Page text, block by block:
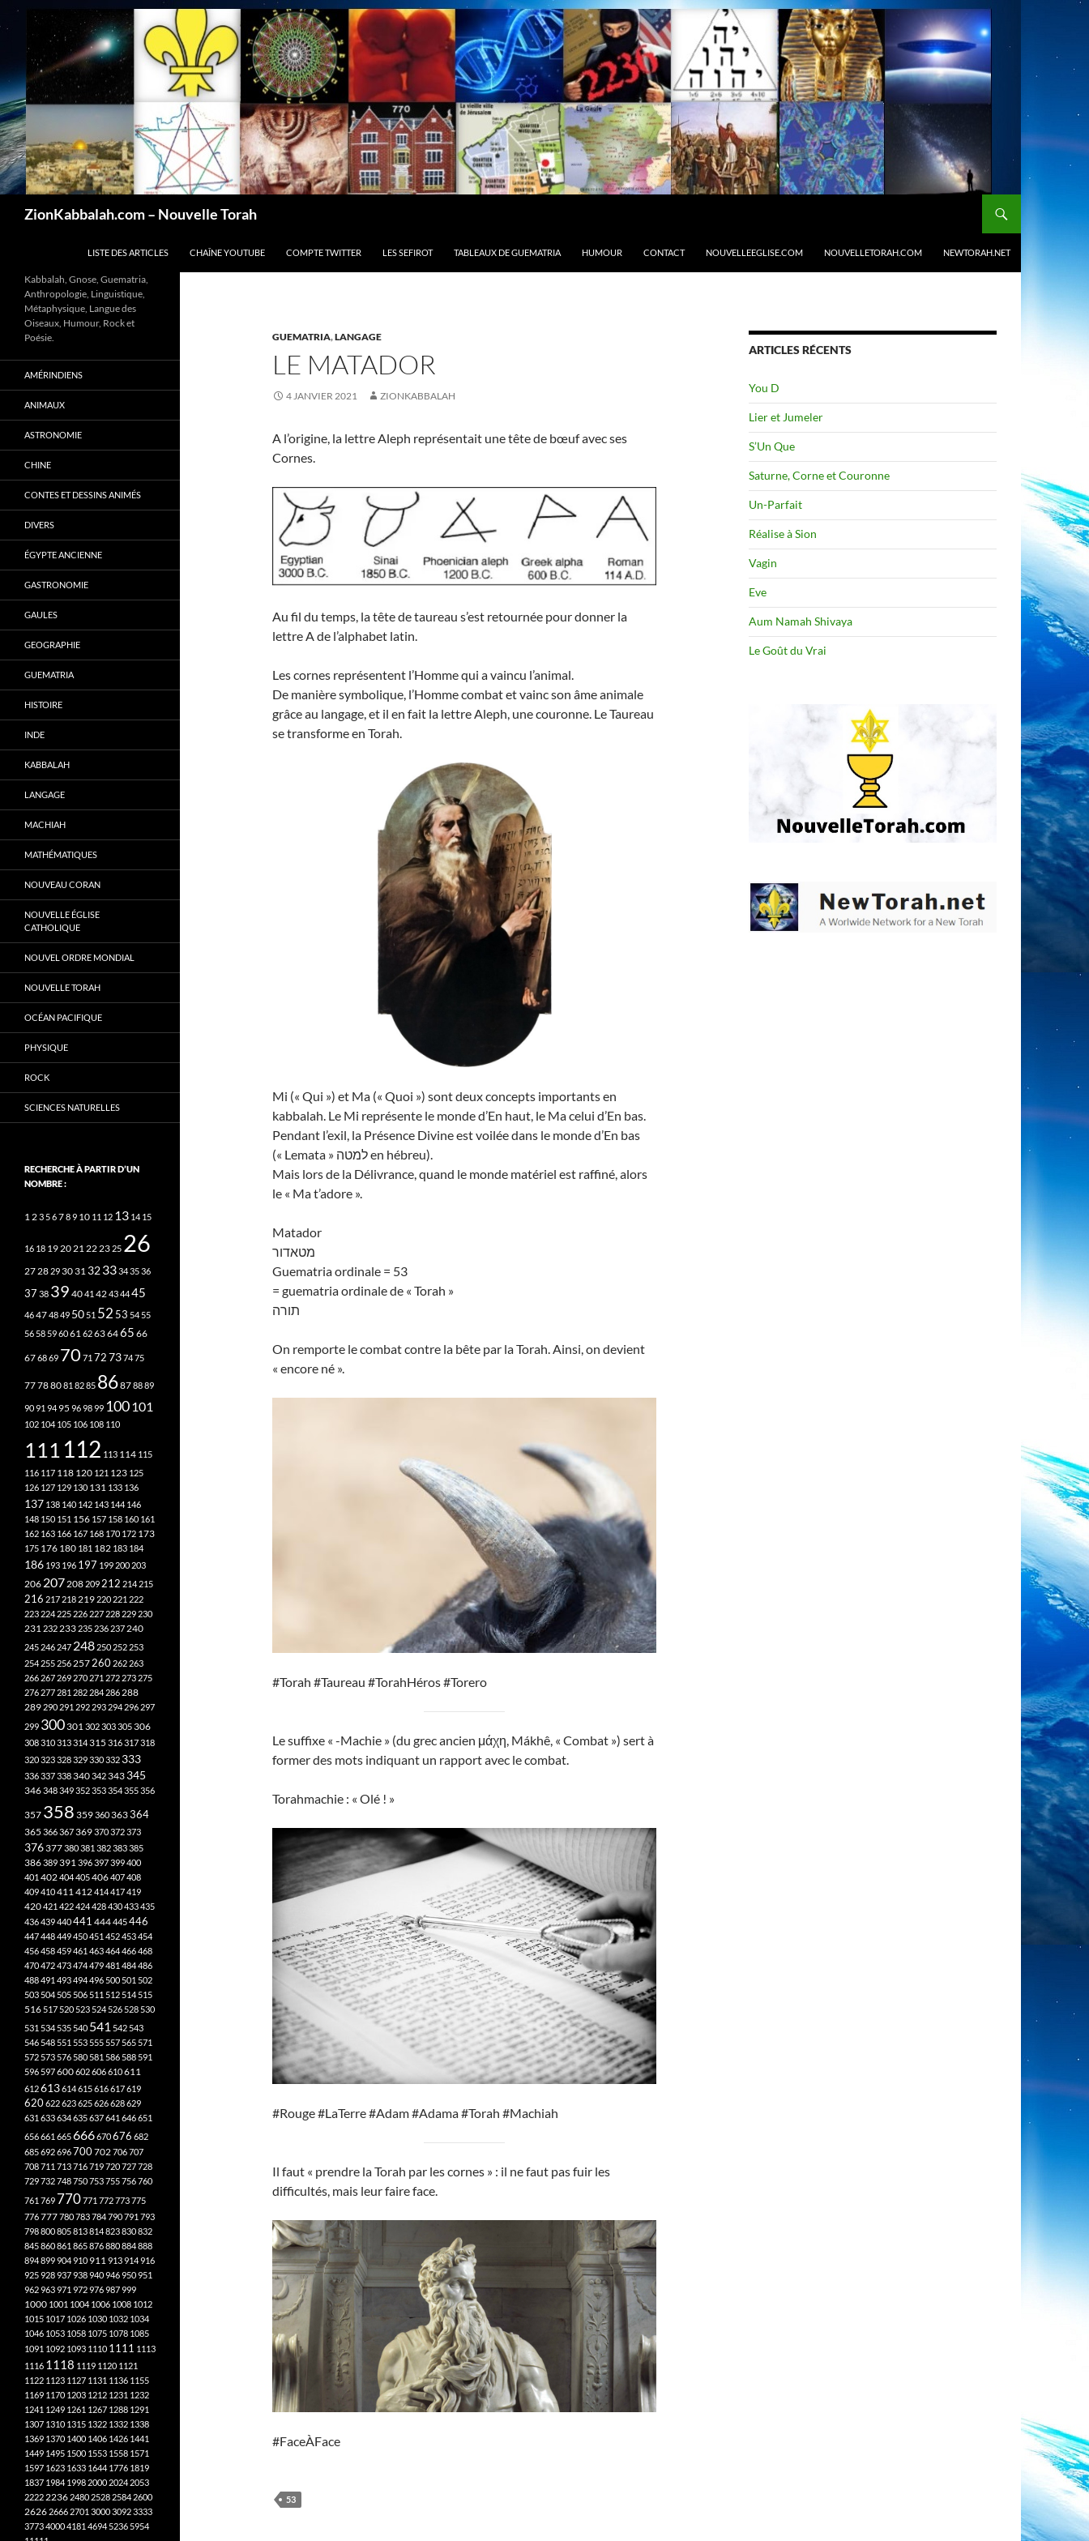
ZionKabbalah.com – Nouvelle Torah
LISTE DES ARTICLES
CHAÎNE YOUTUBE COMPTE TWITTER LES SEFIROT TABLEAUX DE GUEMATRIA HUMOUR CONTACT NOUVELLEEGLISE.COM NOUVELLETORAH.COM NEWTORAH.NET
GUEMATRIA,LANGAGE
LE MATADOR
4 JANVIER 2021 ZIONKABBALAH
A l’origine, la lettre Aleph représentait une tête de bœuf avec ses
Cornes.
Au fil du temps, la tête de taureau s’est retournée pour donner la
lettre A de l’alphabet latin.
Les cornes représentent l’Homme qui a vaincu l’animal.
De manière symbolique, l’Homme combat et vainc son âme animale
grâce au langage, et il en fait la lettre Aleph, une couronne. Le Taureau
se transforme en Torah.
Mi (« Qui ») et Ma (« Quoi ») sont deux concepts importants en
kabbalah. Le Mi représente le monde d’En haut, le Ma celui d’En bas.
Pendant l’exil, la Présence Divine est voilée dans le monde d’En bas
(« Lemata » למטה en hébreu).
Mais lors de la Délivrance, quand le monde matériel est raffiné, alors
le « Ma t’adore ».
Matador
מטאדור
Guematria ordinale = 53
= guematria ordinale de « Torah »
תורה
On remporte le combat contre la bête par la Torah. Ainsi, on devient
« encore né ».
#Torah #Taureau #TorahHéros #Torero
Le suffixe « -Machie » (du grec ancien μάχη, Mákhê, « Combat ») sert à
former des mots indiquant un rapport avec le combat.
Torahmachie : « Olé ! »
#Rouge #LaTerre #Adam #Adama #Torah #Machiah
Il faut « prendre la Torah par les cornes » : il ne faut pas fuir les
difficultés, mais leur faire face.
#FaceÀFace
53
ARTICLES RÉCENTS
You D
Lier et Jumeler
S’Un Que
Saturne, Corne et Couronne
Un-Parfait
Réalise à Sion
Vagin
Eve
Aum Namah Shivaya
Le Goût du Vrai
Kabbalah, Gnose, Guematria,
Anthropologie, Linguistique,
Métaphysique, Langue des
Oiseaux, Humour, Rock et
Poésie.
AMÉRINDIENS
ANIMAUX
ASTRONOMIE
CHINE
CONTES ET DESSINS ANIMÉS
DIVERS
ÉGYPTE ANCIENNE
GASTRONOMIE
GAULES
GEOGRAPHIE
GUEMATRIA
HISTOIRE
INDE
KABBALAH
LANGAGE
MACHIAH
MATHÉMATIQUES
NOUVEAU CORAN
NOUVELLE ÉGLISE
CATHOLIQUE
NOUVEL ORDRE MONDIAL
NOUVELLE TORAH
OCÉAN PACIFIQUE
PHYSIQUE
ROCK
SCIENCES NATURELLES
RECHERCHE À PARTIR D’UN
NOMBRE :
1 23 56789 10 11 12 13 14 15
16 18 1920212223 25 26
27 28 293031 3233343536
37 38 39 4041 42434445
46474849 50 51 52 53 54 55
56 58 596061 62636465 66
676869 70 71 72737475
77788081 8285 86878889
9091 94 95 969899 100101
102 104 105 106 108 110
111 112 113 114 115
116 117 118 120 121 123 125
126 127 129 130 131 133 136
137 138 140 142 143 144 146
148 150 151 156 157 158 160 161
162 163 166 167 168 170 172 173
175 176 180 181 182 183 184
186 193 196 197 199 200 203
206 207 208 209 212 214 215
216 217 218219 220 221 222
223 224 225 226 227 228 229 230
231 232 233 235 236 237240
245 246 247248 250 252 253
254 255 256257 260 262 263
266 267 269 270 271 272 273 275
276 277 281 282 284 286 288
289 290 291 292 293 294 296 297
299 300301302303305306
308310313314315 316317318
320323328329330332 333
336337338340342343 345
346348349352353354355356
357 358 359360363364
365 366367369370372373
376377380381 382383385
386389391396397399400
401 402404405406407408
409410411 412414417419
420421 422424428430433435
436439440441 444445446
447448449450451 452453454
456458459461 463464466468
470472473474479481 484486
488491 493494496 500 501 502
503 504 505 506 511 512 514 515
516 517 520 523 524 526 528 530
531 534 535 540 541 542 543
546 548 551 553 555 557 565 571
572 573 576 580 581 586 588 591
596 597600602606610611
612613614615616617619
620622623625626628629
631 633634635637641 646651
656661 665666670676 682
685692696700702706707
708711 713716719720727728
729732748750753755756760
761 769 770771 772773775
776777780783784790791 793
798800805813814823830832
845860861 865876880884888
894899904910 911 913914916
925928937938940946950951
962963971 972976987999
1000 1001 1004 1006 1008 1012
1015 1017 1026 1030 1032 1034
1046 1053 1058 1075 1078 1085
1091 1092 1093 1110 1111 1113
1116 1118 1119 1120 1121
1122 1123 1127 1131 1136 1155
1169 1170 1203 1212 1231 1232
1241 1249 1261 1267 1288 1291
1307 1310 1315 1322 1332 1338
1369 1370 1400 1406 1426 1441
1449 1495 1500 1553 1558 1571
1597 1623 1633 1644 1776 1819
1837 1984 1998 2000 2024 2053
2222 2236 2480 2528 2584 2600
2626 2666 2701 300030923333
377340004181 4694 5236 5954